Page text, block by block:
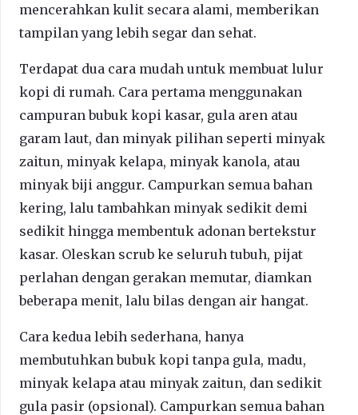
mencerahkan kulit secara alami, memberikan
tampilan yang lebih segar dan sehat.
Terdapat dua cara mudah untuk membuat lulur
kopi di rumah. Cara pertama menggunakan
campuran bubuk kopi kasar, gula aren atau
garam laut, dan minyak pilihan seperti minyak
zaitun, minyak kelapa, minyak kanola, atau
minyak biji anggur. Campurkan semua bahan
kering, lalu tambahkan minyak sedikit demi
sedikit hingga membentuk adonan bertekstur
kasar. Oleskan scrub ke seluruh tubuh, pijat
perlahan dengan gerakan memutar, diamkan
beberapa menit, lalu bilas dengan air hangat.
Cara kedua lebih sederhana, hanya
membutuhkan bubuk kopi tanpa gula, madu,
minyak kelapa atau minyak zaitun, dan sedikit
gula pasir (opsional). Campurkan semua bahan